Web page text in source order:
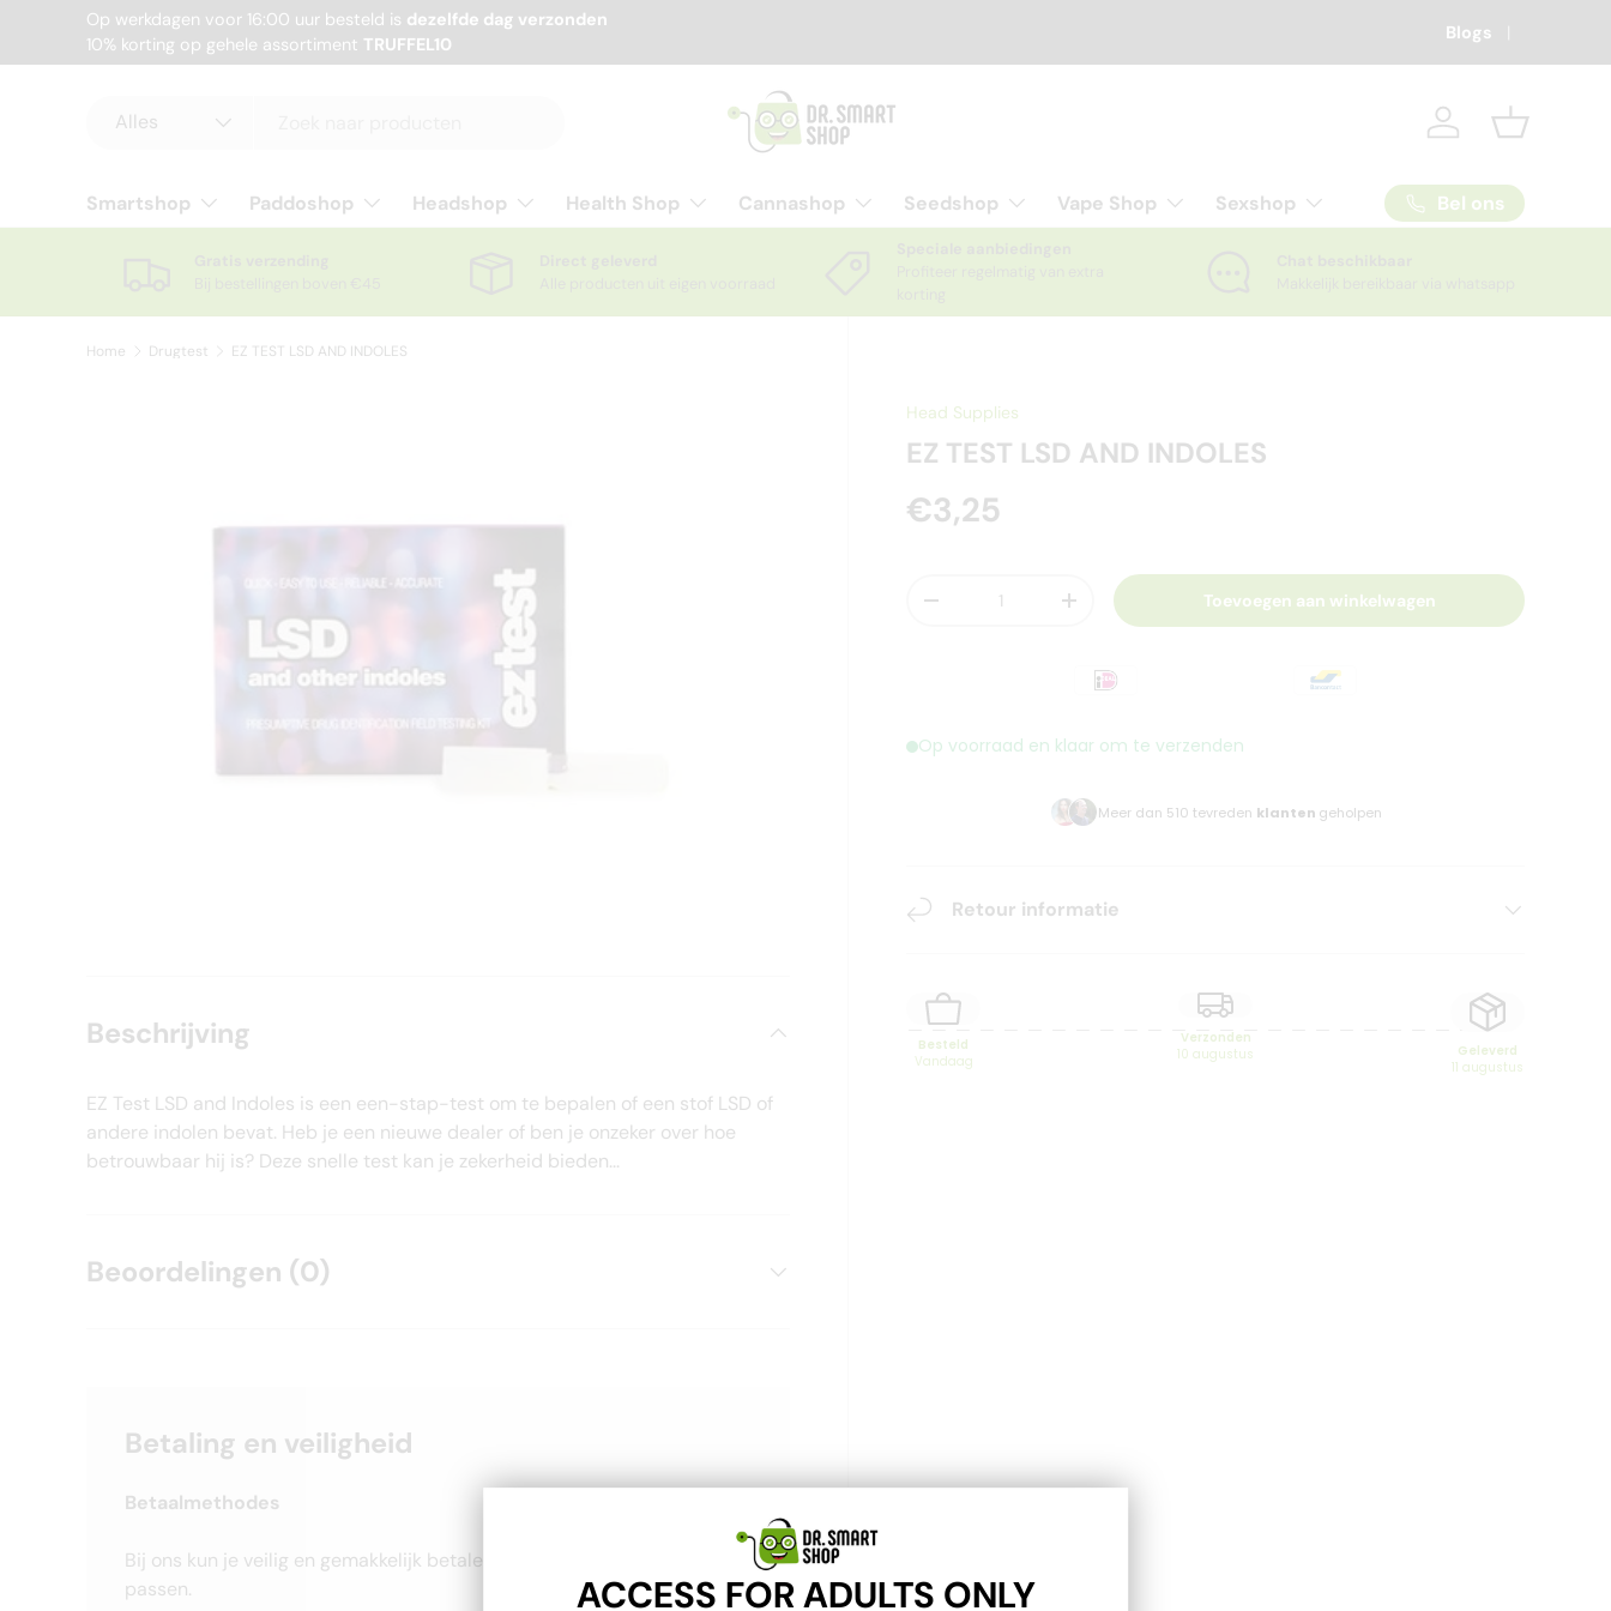
Ga naar inhoud
Op werkdagen voor 16:00 uur besteld is dezelfde dag verzonden
10% korting op gehele assortiment TRUFFEL10
Blogs
Alles InloggenMandje
Smartshop Paddoshop Headshop Health Shop Cannashop Seedshop Vape Shop Sexshop Bel ons
Home Drugtest EZ TEST LSD AND INDOLES
Head Supplies
EZ TEST LSD AND INDOLES
€3,25
-
+ Toevoegen aan winkelwagen
Op voorraad en klaar om te verzenden
Meer dan 510 tevreden klanten geholpen
Retour informatie
Besteld
Vandaag
Verzonden
10 augustus
Geleverd
11 augustus
Beschrijving
EZ Test LSD and Indoles is een een-stap-test om te bepalen of een stof LSD of
andere indolen bevat. Heb je een nieuwe dealer of ben je onzeker over hoe
betrouwbaar hij is? Deze snelle test kan je zekerheid bieden...
Beoordelingen (0)
Betaling en veiligheid
Betaalmethodes
Bij ons kun je veilig en gemakkelijk betalen met de methodes die bij jou
passen.
ACCESS FOR ADULTS ONLY